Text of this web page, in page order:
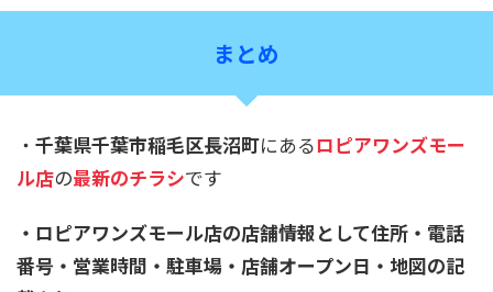
まとめ
・ 千葉県千葉市稲毛区長沼町にあるロピアワンズモー
ル店の最新のチラシです
・ロピアワンズモール店の店舗情報として住所・電話
番号・営業時間・駐車場・店舗オープン日・地図の記